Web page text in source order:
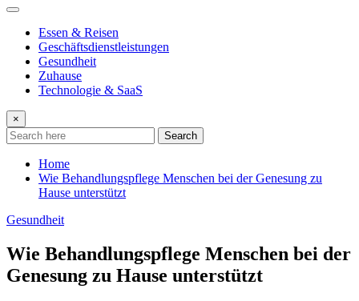
Essen & Reisen
Geschäftsdienstleistungen
Gesundheit
Zuhause
Technologie & SaaS
×
Search
Home
Wie Behandlungspflege Menschen bei der Genesung zu
Hause unterstützt
Gesundheit
Wie Behandlungspflege Menschen bei der
Genesung zu Hause unterstützt